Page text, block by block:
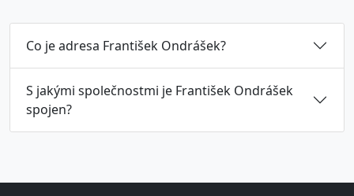
Co je adresa František Ondrášek?
S jakými společnostmi je František Ondrášek
spojen?